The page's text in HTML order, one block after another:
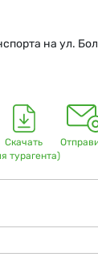
на ул.
Скачать
турагента)